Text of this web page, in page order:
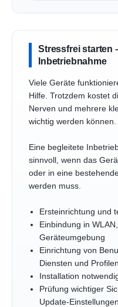
Stressfrei starten
Inbetriebnahme
Viele Geräte
Hilfe. Trotzdem kostet
Nerven und mehrere
wichtig werden können.
Eine begleitete
sinnvoll, wenn das
oder in eine
werden muss.
Ersteinrichtung und
Einbindung in
Geräteumgebung
Einrichtung von
Diensten und Profilen
Installation
Prüfung wichtiger
Update-Einstellungen